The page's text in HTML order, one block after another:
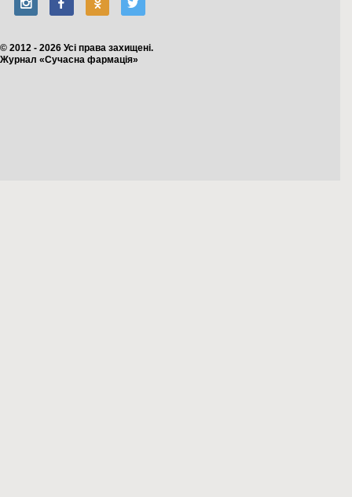
© 2012 - 2026 Усі права захищені.
Журнал «Сучасна фармація»